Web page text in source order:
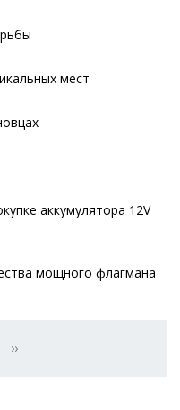
мест
аккумулятора 12V
мощного флагмана
Следующая страница
››